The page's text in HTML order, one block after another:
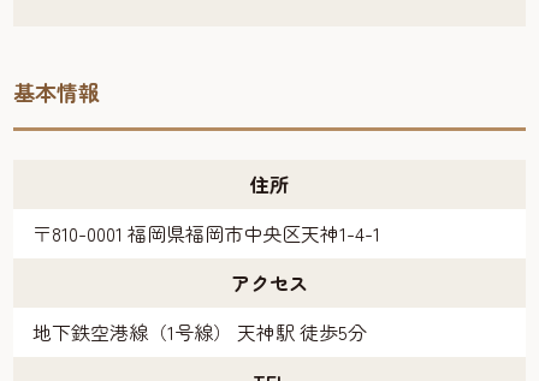
基本情報
住所
〒810-0001 福岡県福岡市中央区天神1-4-1
アクセス
地下鉄空港線（1号線） 天神駅 徒歩5分